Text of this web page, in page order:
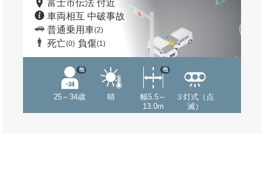
富士市伝法 付近
車両相互 中破事故
普通乗用車(2)
死亡(0) 負傷(1)
25～34歳
他
晴
幅5.5～
13.0m
他
３灯式（点
滅）